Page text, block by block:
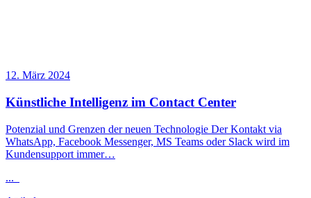
12. März 2024
Künstliche Intelligenz im Contact Center
Potenzial und Grenzen der neuen Technologie Der Kontakt via
WhatsApp, Facebook Messenger, MS Teams oder Slack wird im
Kundensupport immer…
...